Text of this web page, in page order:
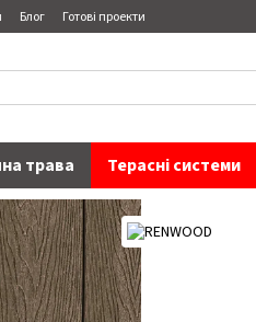
Блог Готові проекти
трава Терасні системи